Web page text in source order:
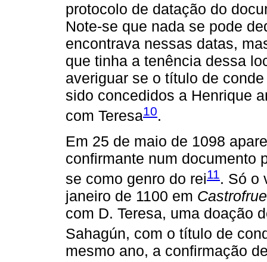
protocolo de datação do
Note-se que nada se pode
encontrava nessas datas,
que tinha a tenência dessa
averiguar se o título de
sido concedidos a Henrique
com Teresa10.
Em 25 de maio de 1098
confirmante num documento
se como genro do rei11. Só o
janeiro de 1100 em
com D. Teresa, uma doação
Sahagún, com o título de
mesmo ano, a confirmação